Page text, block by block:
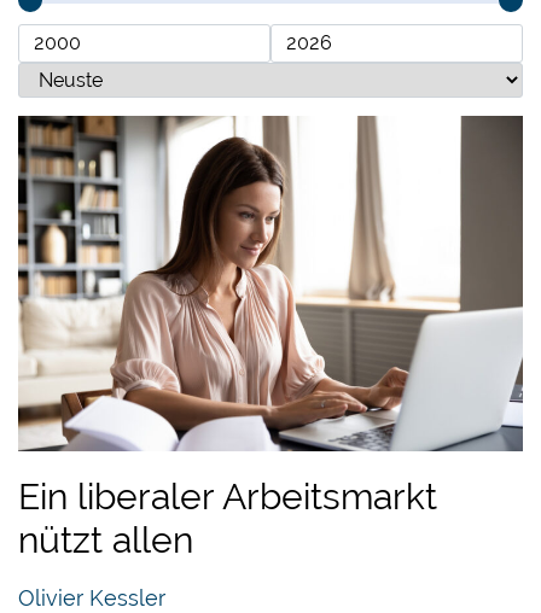
Ein liberaler Arbeitsmarkt
nützt allen
Olivier Kessler